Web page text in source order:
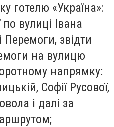
готелю «Україна»:
вулиці Івана
звідти
на вулицю
напрямку:
Софії Русової,
і далі за